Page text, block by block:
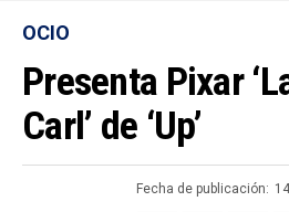
OCIO
Presenta Pixar
Carl’ de ‘Up’
Fecha de publicación: